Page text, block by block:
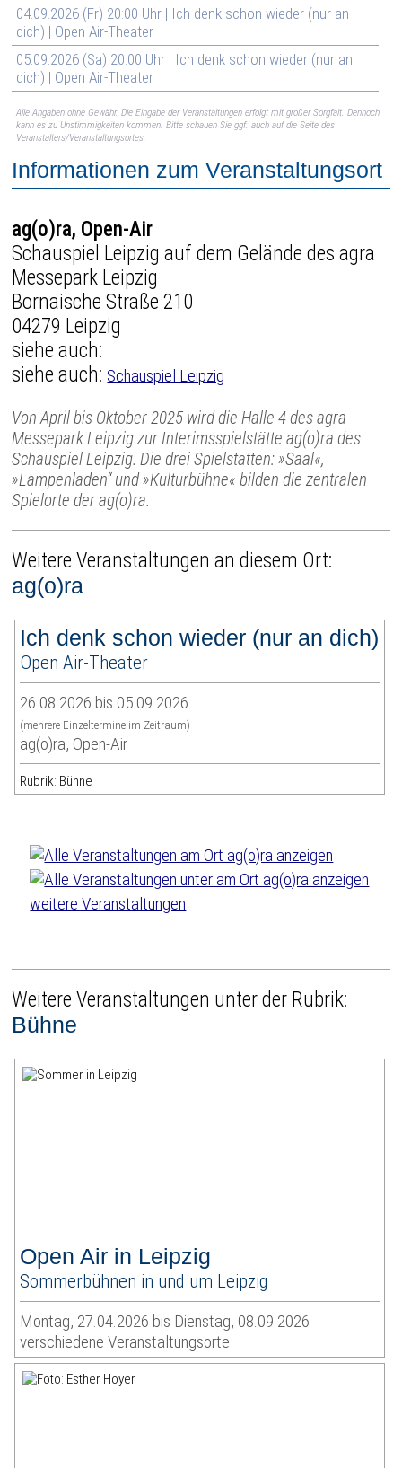
04.09.2026 (Fr) 20:00 Uhr | Ich denk schon wieder (nur an
dich) | Open Air-Theater
05.09.2026 (Sa) 20:00 Uhr | Ich denk schon wieder (nur an
dich) | Open Air-Theater
Alle Angaben ohne Gewähr. Die Eingabe der Veranstaltungen erfolgt mit großer Sorgfalt. Dennoch
kann es zu Unstimmigkeiten kommen. Bitte schauen Sie ggf. auch auf die Seite des
Veranstalters/Veranstaltungsortes.
Informationen zum Veranstaltungsort
ag(o)ra, Open-Air
Schauspiel Leipzig auf dem Gelände des agra
Messepark Leipzig
Bornaische Straße 210
04279 Leipzig
siehe auch:
siehe auch: Schauspiel Leipzig
Von April bis Oktober 2025 wird die Halle 4 des agra
Messepark Leipzig zur Interimsspielstätte ag(o)ra des
Schauspiel Leipzig. Die drei Spielstätten: »Saal«,
»Lampenladen“ und »Kulturbühne« bilden die zentralen
Spielorte der ag(o)ra.
Weitere Veranstaltungen an diesem Ort:
ag(o)ra
Ich denk schon wieder (nur an dich)
Open Air-Theater
26.08.2026 bis 05.09.2026
(mehrere Einzeltermine im Zeitraum)
ag(o)ra, Open-Air
Rubrik: Bühne
weitere Veranstaltungen
Weitere Veranstaltungen unter der Rubrik:
Bühne
Open Air in Leipzig
Sommerbühnen in und um Leipzig
Montag, 27.04.2026 bis Dienstag, 08.09.2026
verschiedene Veranstaltungsorte